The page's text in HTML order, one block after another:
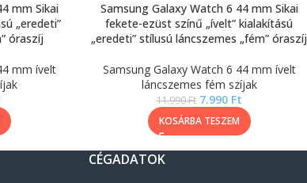
mm Sikai
„eredeti”
óraszíj
mm ívelt
Samsung Galaxy Watch 6 44 mm Sikai
fekete-ezüst színű „ívelt” kialakítású
„eredeti” stílusú láncszemes „fém” óraszíj
Samsung Galaxy Watch 6 44 mm ívelt
láncszemes fém szíjak
11.990Ft 7.990 Ft
KOSÁRBA TESZEM
CÉGADATOK